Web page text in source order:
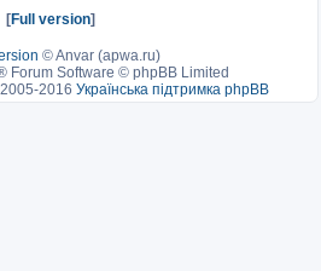
[Full version]
©Anvar (apwa.ru)
Forum Software © phpBB Limited
2016 Українська підтримка phpBB